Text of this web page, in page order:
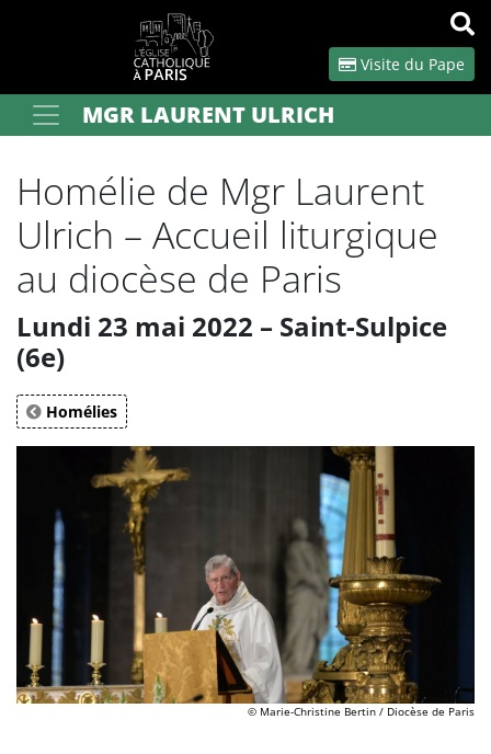
Visite du Pape
Votre rechercheMGR LAURENT ULRICH
Homélie de Mgr Laurent
Ulrich – Accueil liturgique
au diocèse de Paris
Lundi 23 mai 2022 – Saint-Sulpice
(6e)
Homélies
© Marie-Christine Bertin / Diocèse de Paris
Panneau de gestion des cookies